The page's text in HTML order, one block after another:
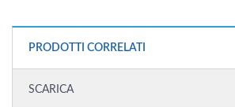
PRODOTTI CORRELATI
SCARICA